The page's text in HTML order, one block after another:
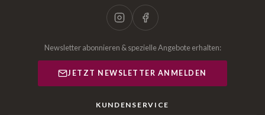
Newsletter abonnieren & spezielle Angebote erhalten:
JETZT NEWSLETTER ANMELDEN
KUNDENSERVICE